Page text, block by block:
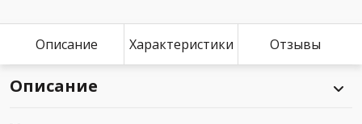
Описание Характеристики Отзывы
Описание